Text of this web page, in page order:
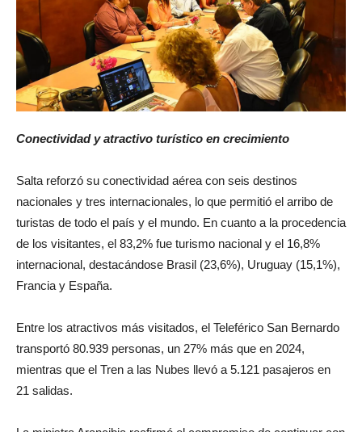
Conectividad y atractivo turístico en crecimiento
Salta reforzó su conectividad aérea con seis destinos
nacionales y tres internacionales, lo que permitió el arribo de
turistas de todo el país y el mundo. En cuanto a la procedencia
de los visitantes, el 83,2% fue turismo nacional y el 16,8%
internacional, destacándose Brasil (23,6%), Uruguay (15,1%),
Francia y España.
Entre los atractivos más visitados, el Teleférico San Bernardo
transportó 80.939 personas, un 27% más que en 2024,
mientras que el Tren a las Nubes llevó a 5.121 pasajeros en
21 salidas.